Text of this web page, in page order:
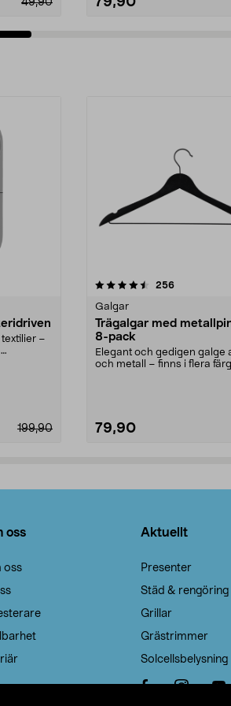
–
199,90
256recensioner
Galgar
Trägalgar med
8-pack
Elegant och gedigen galge
och metall – finns i flera
79,90
4.0av 5 stjärnor
oss
oss
Aktuellt
Presenter
Städ & rengöring
Grillar
Grästrimmer
Solcellsbelysning